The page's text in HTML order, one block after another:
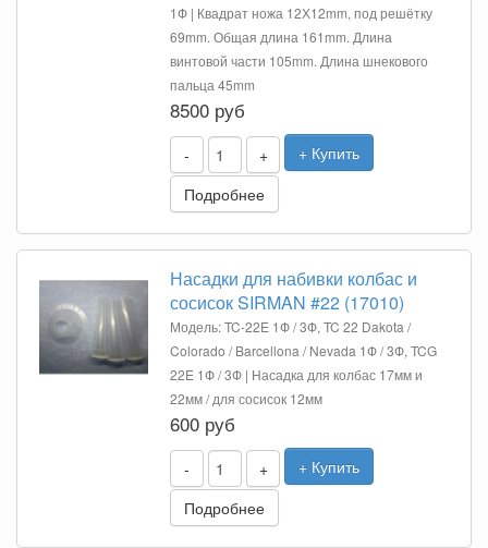
1Ф | Квадрат ножа 12Х12mm, под решётку
69mm. Общая длина 161mm. Длина
винтовой части 105mm. Длина шнекового
пальца 45mm
8500 руб
- +
+ Купить
Подробнее
Насадки для набивки колбас и
сосисок SIRMAN #22 (17010)
Модель: TC-22E 1Ф / 3Ф, TC 22 Dakota /
Colorado / Barcellona / Nevada 1Ф / 3Ф, TCG
22E 1Ф / 3Ф | Насадка для колбас 17мм и
22мм / для сосисок 12мм
600 руб
- +
+ Купить
Подробнее